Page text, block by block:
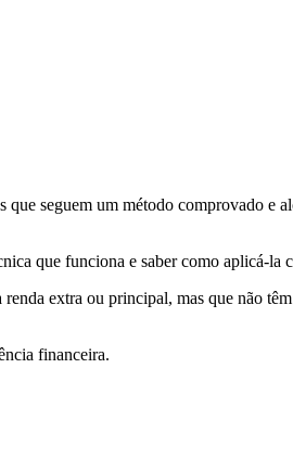
seguem um método comprovado e
que funciona e saber como aplicá-la
extra ou principal, mas que não
financeira.